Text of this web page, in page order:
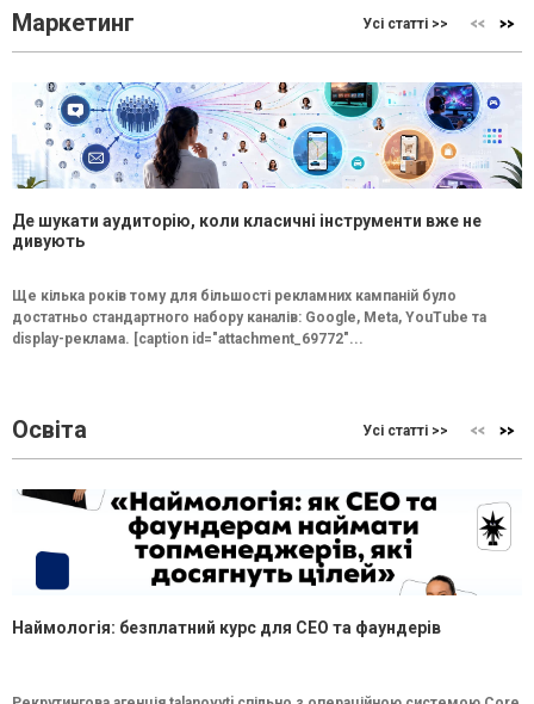
Маркетинг Усі статті >>
Де шукати аудиторію, коли класичні інструменти вже не
дивують
Ще кілька років тому для більшості рекламних кампаній було
достатньо стандартного набору каналів: Google, Meta, YouTube та
display-реклама. [caption id="attachment_69772"...
Освіта Усі статті >>
Наймологія: безплатний курс для CEO та фаундерів